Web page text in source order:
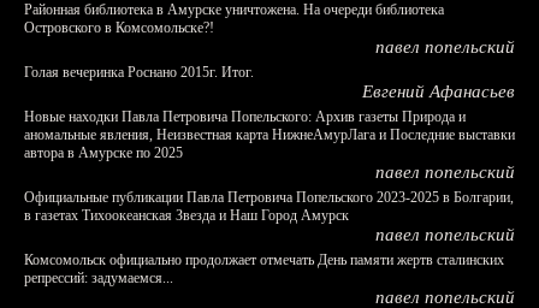
Районная библиотека в Амурске уничтожена. На очереди библиотека
Островского в Комсомольске?!
павел попельский
Голая вечеринка Роснано 2015г. Итог.
Евгений Афанасьев
Новые находки Павла Петровича Попельского: Архив газеты Природа и
аномальные явления, Неизвестная карта НижнеАмурЛага и Последние выставки
автора в Амурске по 2025
павел попельский
Официальные публикации Павла Петровича Попельского 2023-2025 в Болгарии,
в газетах Тихоокеанская Звезда и Наш Город Амурск
павел попельский
Комсомольск официально продолжает отмечать День памяти жертв сталинских
репрессий: задумаемся...
павел попельский